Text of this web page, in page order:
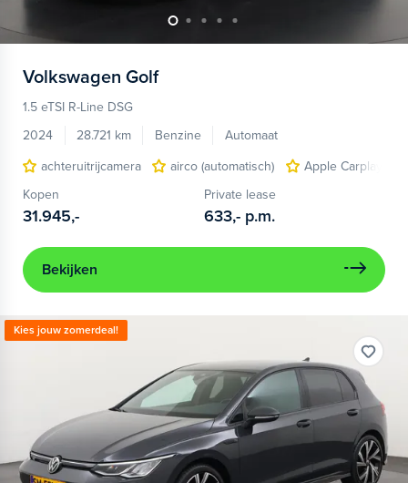
Volkswagen Golf
1.5 eTSI R-Line DSG
2024
28.721 km Benzine
Automaat
achteruitrijcamera
airco (automatisch)
Apple Carplay/
Kopen
31.945,-
Private lease
633,- p.m.
Bekijken
Kies jouw zomerdeal!